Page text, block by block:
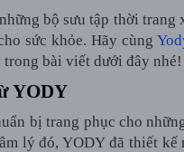
bộ sưu tập thời trang
sức khỏe. Hãy cùng
bài viết dưới đây nhé!
YODY
bị trang phục cho
lý đó, YODY đã thiết kế